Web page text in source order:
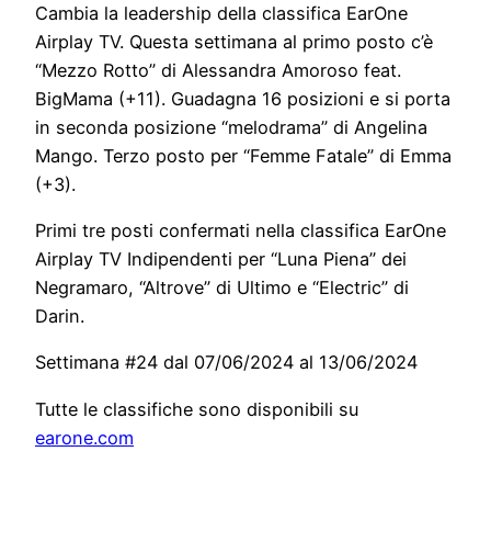
Cambia la leadership della classifica EarOne
Airplay TV. Questa settimana al primo posto c’è
“Mezzo Rotto” di Alessandra Amoroso feat.
BigMama (+11). Guadagna 16 posizioni e si porta
in seconda posizione “melodrama” di Angelina
Mango. Terzo posto per “Femme Fatale” di Emma
(+3).
Primi tre posti confermati nella classifica EarOne
Airplay TV Indipendenti per “Luna Piena” dei
Negramaro, “Altrove” di Ultimo e “Electric” di
Darin.
Settimana #24 dal 07/06/2024 al 13/06/2024
Tutte le classifiche sono disponibili su
earone.com